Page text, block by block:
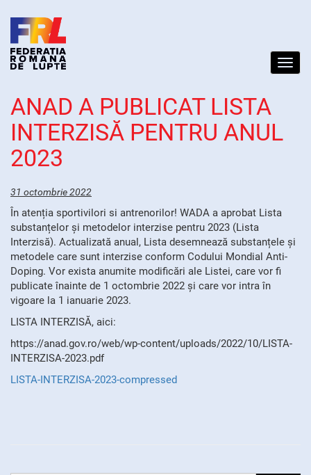
ANAD A PUBLICAT LISTA
INTERZISĂ PENTRU ANUL
2023
31 octombrie 2022
În atenția sportivilori si antrenorilor! WADA a aprobat Lista
substanțelor și metodelor interzise pentru 2023 (Lista
Interzisă). Actualizată anual, Lista desemnează substanțele și
metodele care sunt interzise conform Codului Mondial Anti-
Doping. Vor exista anumite modificări ale Listei, care vor fi
publicate înainte de 1 octombrie 2022 și care vor intra în
vigoare la 1 ianuarie 2023.
LISTA INTERZISĂ, aici:
https://anad.gov.ro/web/wp-content/uploads/2022/10/LISTA-
INTERZISA-2023.pdf
LISTA-INTERZISA-2023-compressed